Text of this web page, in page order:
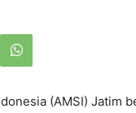
(AMSI) Jatim